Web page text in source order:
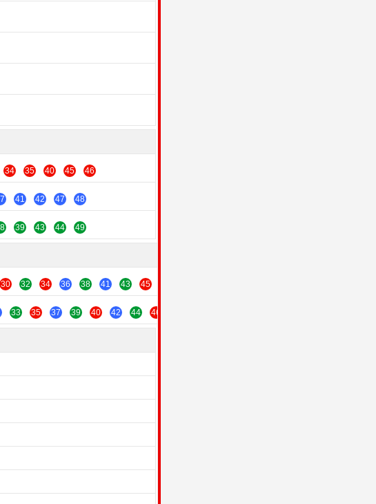
34 35 40 45 46
41 42 47 48
39 43 44 49
30 32 34 36 38 41 43 45
33 35 37 39 40 42 44 46